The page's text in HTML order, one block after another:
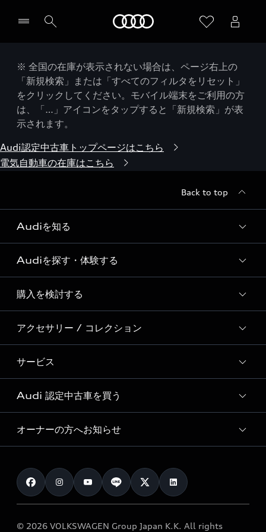
※ 全国の在庫が表示されない場合は、ページ右上の
「新規検索」または「すべてのフィルタをリセット」
をクリックしてください。モバイル端末をご利用の方
は、「…」アイコンをタップすると「新規検索」が表
示されます。
Audi認定中古車トップページはこちら
電気自動車の在庫はこちら
Back to top
Audiを知る
Audi ブランド
Story of Progress
Audi Sport
Formula 1®
デジタルサービス
Audiを探す・体験する
ディーラー検索
新車在庫検索
試乗車・展示車検索
見積り依頼
試乗予約
購入を検討する
モデル一覧
特別仕様モデル / 限定モデル
e-tronラインアップ
価格シミュレーション
車両比較
カタログ一覧
アクセサリー / コレクション
純正アクセサリー
オンラインショップ
Audi collection
アウディナビアプリ
サービス
サービス入庫予約
サービスプログラム
メンテナンス
車検 / 定期点検
e-tronアフターサポート
Audi 認定中古車を買う
Audi認定中古車
クオリティ
保証
メンテナンス
オーナーの方へお知らせ
お知らせ
オーナー様向けキャンペーン
© 2026 VOLKSWAGEN Group Japan K.K. All rights